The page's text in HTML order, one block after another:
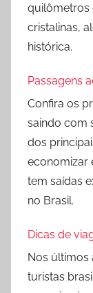
quilômetros
cristalinas,
histórica.
Passagens
Confira os
saindo com
dos
economizar
tem saídas
no Brasil.
Dicas de
Nos últimos
turistas